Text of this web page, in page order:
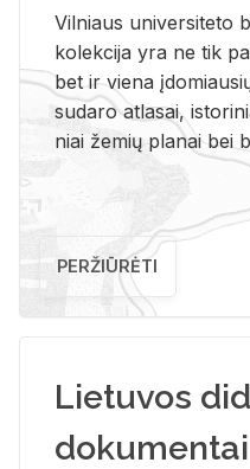
Vil­niaus uni­ver­si­te­to
ko­lek­ci­ja yra ne tik
bet ir vie­na
su­da­ro at­la­sai,
niai že­mių pla­nai bei
PERŽIŪRĖTI
Lietuvos
dokumentai